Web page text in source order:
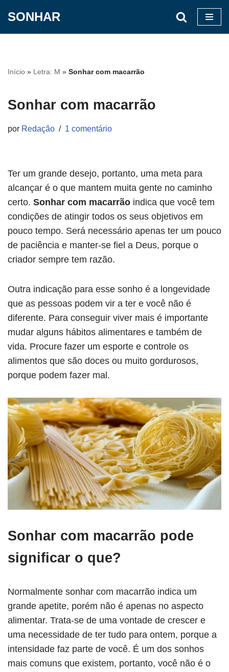
conteúdo
SONHAR
Início » Letra: M » Sonhar com macarrão
Sonhar com macarrão
por Redação 1 comentário
Ter um grande desejo, portanto, uma meta para
alcançar é o que mantem muita gente no caminho
certo. Sonhar com macarrão indica que você tem
condições de atingir todos os seus objetivos em
pouco tempo. Será necessário apenas ter um pouco
de paciência e manter-se fiel a Deus, porque o
criador sempre tem razão.
Outra indicação para esse sonho é a longevidade
que as pessoas podem vir a ter e você não é
diferente. Para conseguir viver mais é importante
mudar alguns hábitos alimentares e também de
vida. Procure fazer um esporte e controle os
alimentos que são doces ou muito gordurosos,
porque podem fazer mal.
Sonhar com macarrão pode
significar o que?
Normalmente sonhar com macarrão indica um
grande apetite, porém não é apenas no aspecto
alimentar. Trata-se de uma vontade de crescer e
uma necessidade de ter tudo para ontem, porque a
intensidade faz parte de você. É um dos sonhos
mais comuns que existem, portanto, você não é o